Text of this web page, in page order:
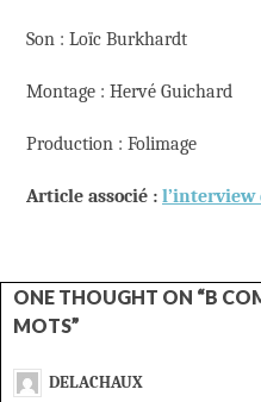
Son : Loïc Burkhardt
Montage : Hervé Guichard
Production : Folimage
Article associé : l’interview
ONE THOUGHT ON “B
MOTS”
DELACHAUX